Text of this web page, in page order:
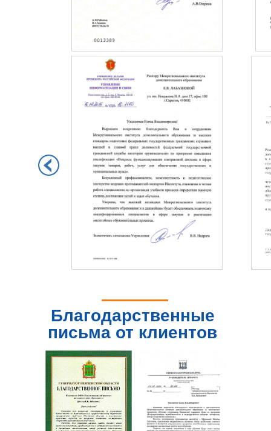
Благодарственные
письма от клиентов